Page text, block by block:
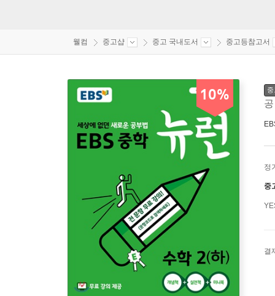
웰컴 중고샵 중고 국내도서 중고등참고서
10%
공
정
중
결